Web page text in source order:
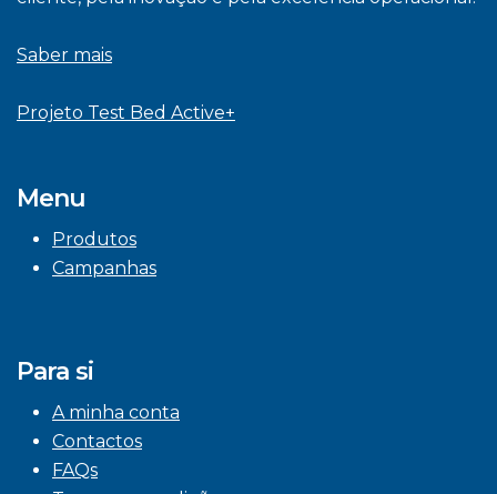
Saber mais
Projeto Test Bed Active+
Menu
Produtos
Campanhas
Para si
A minha conta
Contactos
FAQs